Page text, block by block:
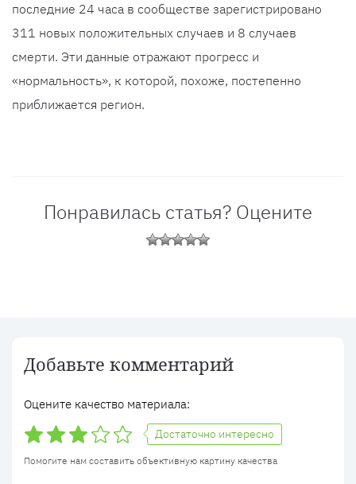
последние 24 часа в сообществе зарегистрировано
311 новых положительных случаев и 8 случаев
смерти. Эти данные отражают прогресс и
«нормальность», к которой, похоже, постепенно
приближается регион.
Понравилась статья? Оцените
Добавьте комментарий
Оцените качество материала:
Достаточно интересно
Помогите нам составить объективную картину качества